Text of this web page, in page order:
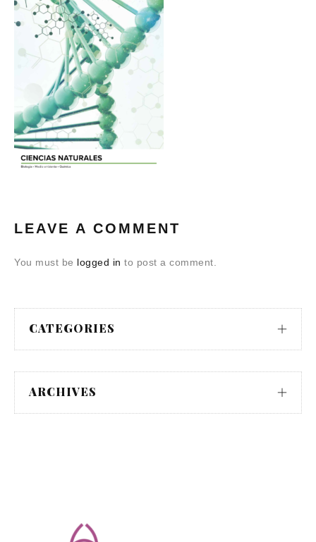
LEAVE A COMMENT
You must be logged in to post a comment.
CATEGORIES
ARCHIVES